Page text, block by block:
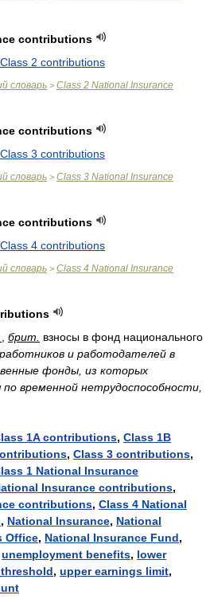
contributions
Class 2 contributions
словарь > Class 2 National Insurance
contributions
Class 3 contributions
словарь > Class 3 National Insurance
contributions
Class 4 contributions
словарь > Class 4 National Insurance
брит.
взносы в фонд национального
и работодателей в
фонды, из которых
временной нетрудоспособности,
1A contributions, Class 1B
, Class 3 contributions,
1 National Insurance
Insurance contributions,
contributions, Class 4 National
, National Insurance, National
Office, National Insurance Fund,
unemployment benefits, lower
, upper earnings limit,